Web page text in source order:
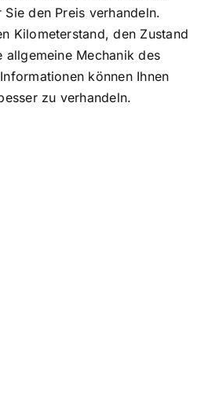
den Preis verhandeln.
Kilometerstand, den Zustand
allgemeine Mechanik des
können Ihnen
zu verhandeln.